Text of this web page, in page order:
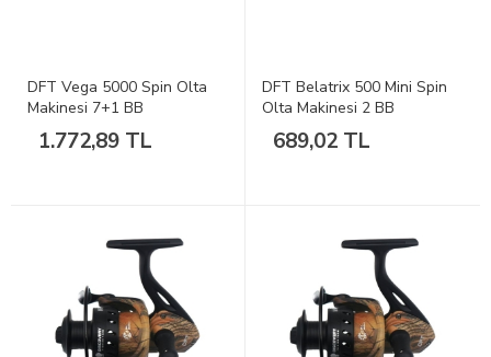
DFT Vega 5000 Spin Olta
Makinesi 7+1 BB
1.772,89 TL
DFT Belatrix 500 Mini Spin
Olta Makinesi 2 BB
689,02 TL